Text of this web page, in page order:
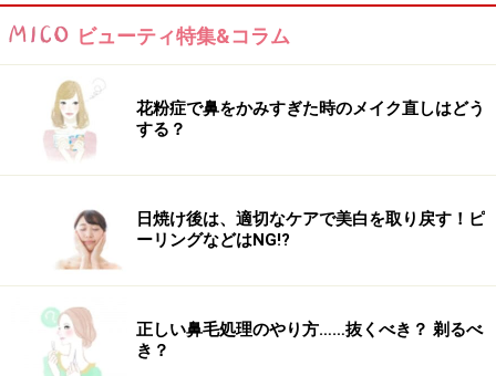
ビューティ特集&コラム
花粉症で鼻をかみすぎた時のメイク直しはどう
する？
日焼け後は、適切なケアで美白を取り戻す！ピ
ーリングなどはNG!?
正しい鼻毛処理のやり方……抜くべき？ 剃るべ
き？